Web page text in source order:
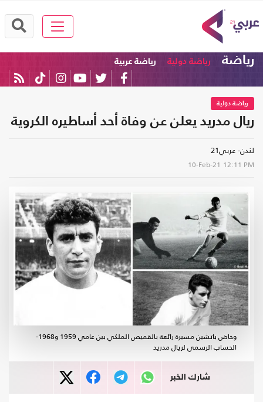
رياضة رياضة دولية رياضة عربية
رياضة دولية
ريال مدريد يعلن عن وفاة أحد أساطيره الكروية
لندن- عربي21
10-Feb-21 12:11 PM
وخاض باتشين مسيرة رائعة بالقميص الملكي بين عامي 1959 و1968-
الحساب الرسمي لريال مدريد
شارك الخبر